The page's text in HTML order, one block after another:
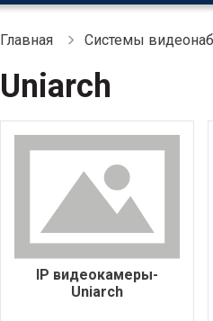
Главная Системы
Uniarch
IP видеокамеры-
Uniarch